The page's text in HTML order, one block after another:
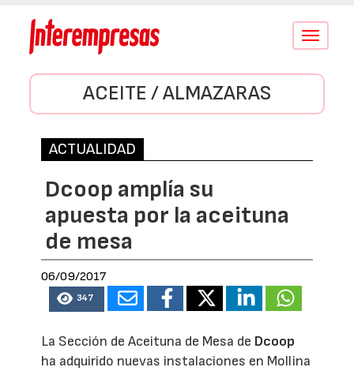
Conmutar
ACEITE / ALMAZARAS
ACTUALIDAD
Dcoop amplía su
apuesta por la aceituna
de mesa
06/09/2017
347
La Sección de Aceituna de Mesa de Dcoop
ha adquirido nuevas instalaciones en Mollina